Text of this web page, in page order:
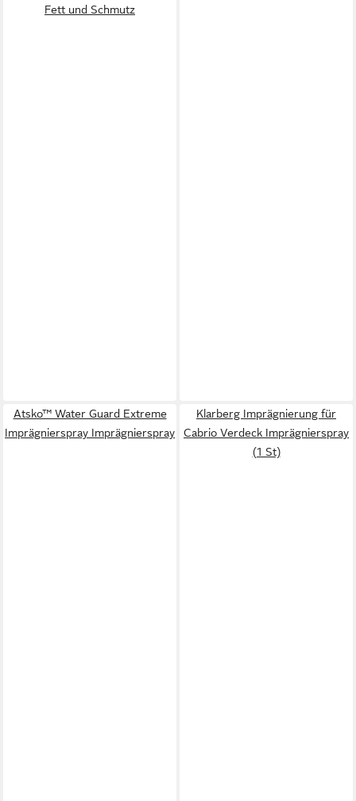
Fett und Schmutz
Atsko™ Water Guard Extreme
Imprägnierspray Imprägnierspray
Klarberg Imprägnierung für
Cabrio Verdeck Imprägnierspray
(1 St)